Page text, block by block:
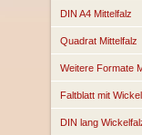
DIN A4 Mittelfalz
Quadrat Mittelfalz
Weitere Formate
Faltblatt mit
DIN lang